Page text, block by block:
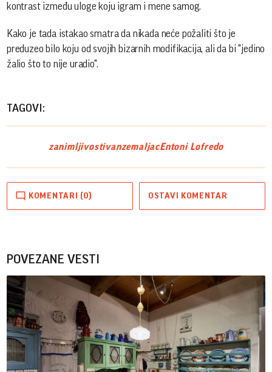
kontrast između uloge koju igram i mene samog.
Kako je tada istakao smatra da nikada neće požaliti što je
preduzeo bilo koju od svojih bizarnih modifikacija, ali da bi "jedino
žalio što to nije uradio".
TAGOVI:
zanimljivostivanzemaljacEntoni Lofredo
KOMENTARI (0) OSTAVI KOMENTAR
POVEZANE VESTI